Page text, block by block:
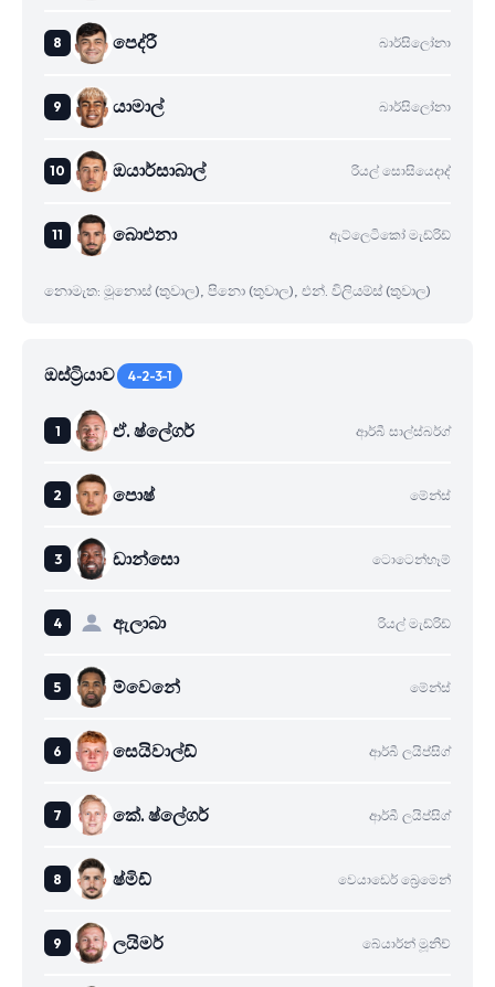
පෙද්රී බාර්සිලෝනා
යාමාල් බාර්සිලෝනා
ඔයාර්සාබාල් රියල් සොසියෙදාද්
බාෙඑනා ඇට්ලෙටිකෝ මැඩ්රිඩ්
නොමැත: මූනොස් (තුවාල), පිනො (තුවාල), එන්. විලියම්ස් (තුවාල)
ඔස්ට්‍රියාව 4-2-3-1
ඒ. ෂ්ලේගර් ආර්බී සාල්ස්බර්ග්
පොෂ් මේන්ස්
ඩාන්සො ටොටෙන්හෑම්
ඇලාබා රියල් මැඩ්රිඩ්
ම්වෙනේ මේන්ස්
සෙයිවාල්ඩ් ආර්බී ලයිප්සිග්
කේ. ෂ්ලේගර් ආර්බී ලයිප්සිග්
ෂ්මිඩ් වෙයාඩෙර් බ්‍රෙමෙන්
ලයිමර් බේයාර්න් මූනිච්